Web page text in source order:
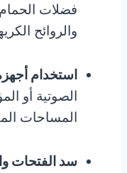
فضلات
والروائح
استخدام
الصوتية أو
المساحات
سد الفتحات